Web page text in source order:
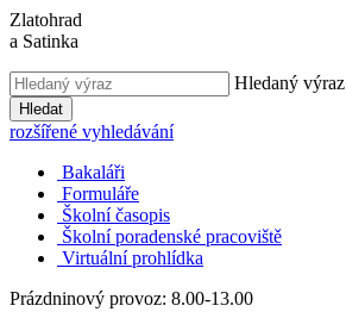
Zlatohrad
a Satinka
Hledaný výraz
Hledat
rozšířené vyhledávání
Bakaláři
Formuláře
Školní časopis
Školní poradenské pracoviště
Virtuální prohlídka
Prázdninový provoz: 8.00-13.00